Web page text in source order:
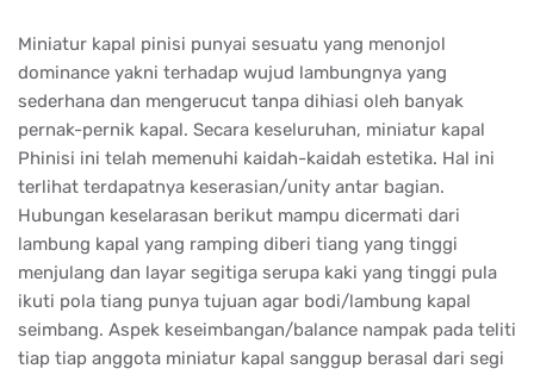
Miniatur kapal pinisi punyai sesuatu yang menonjol
dominance yakni terhadap wujud lambungnya yang
sederhana dan mengerucut tanpa dihiasi oleh banyak
pernak-pernik kapal. Secara keseluruhan, miniatur kapal
Phinisi ini telah memenuhi kaidah-kaidah estetika. Hal ini
terlihat terdapatnya keserasian/unity antar bagian.
Hubungan keselarasan berikut mampu dicermati dari
lambung kapal yang ramping diberi tiang yang tinggi
menjulang dan layar segitiga serupa kaki yang tinggi pula
ikuti pola tiang punya tujuan agar bodi/lambung kapal
seimbang. Aspek keseimbangan/balance nampak pada teliti
tiap tiap anggota miniatur kapal sanggup berasal dari segi